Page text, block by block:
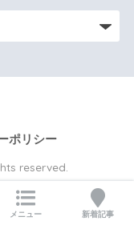
ポリシー
reserved.
メニュー 新着記事